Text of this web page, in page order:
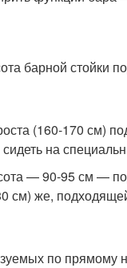
барной стойки
(160-170 см)
на
— 90-95 см —
см) же,
по прямому